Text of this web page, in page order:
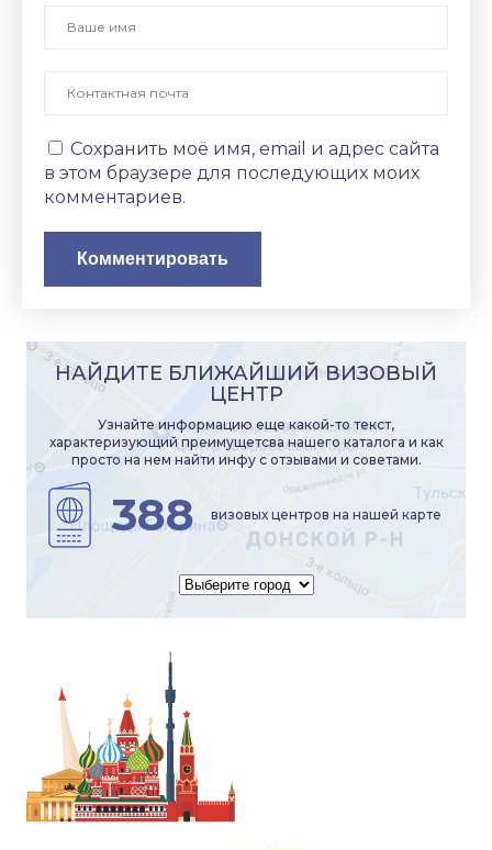
Сохранить моё имя, email и адрес сайта
в этом браузере для последующих моих
комментариев.
НАЙДИТЕ БЛИЖАЙШИЙ ВИЗОВЫЙ
ЦЕНТР
Узнайте информацию еще какой-то текст,
характеризующий преимущетсва нашего каталога и как
просто на нем найти инфу с отзывами и советами.
388 визовых центров на нашей карте